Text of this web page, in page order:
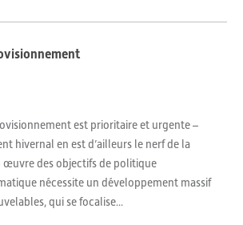
est prioritaire et urgente –
hivernal en est d’ailleurs le nerf de la
œuvre des objectifs de politique
nécessite un développement massif
qui se focalise...